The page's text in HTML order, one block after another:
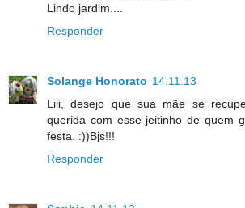
Lindo jardim....
Responder
Solange Honorato 14.11.13
Lili, desejo que sua mãe se
querida com esse jeitinho de quem
festa. :))Bjs!!!
Responder